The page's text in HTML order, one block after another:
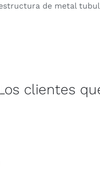
de metal
clientes